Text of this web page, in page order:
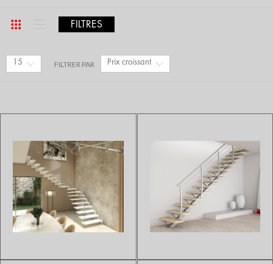
FILTRES
15 FILTRER PAR Prix croissant